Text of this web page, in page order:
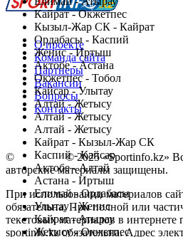
Кайрат - Окжетпес
Кызыл-Жар СК - Кайрат
Ордабасы - Каспий
Женис - Иртыш
Актобе - Астана
Окжетпес - Тобол
Кайсар - Улытау
Алтай - Жетысу
Алтай - Жетысу
Алтай - Жетысу
Кайрат - Кызыл-Жар СК
Каспий - Кайсар
Актобе - Алтай
Астана - Иртыш
Елимай - Ордабасы
Улытау - Женис
Кайрат - Атырау
Жетысу - Окжетпес
О проекте
Команда сайта
Партнеры
Вакансии
Вопросы
Контакты
© Copyright© 2025 «Sportinfo.kz»
авторские материалы защищены.
При использовании материалов
обязательна. При полной или
текстовых материалов в интернете
sportinfo.kz обязательна. Адрес